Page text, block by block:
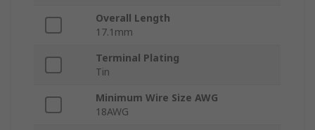
Overall Length
17.1mm
Terminal Plating
Tin
Minimum Wire Size AWG
18AWG